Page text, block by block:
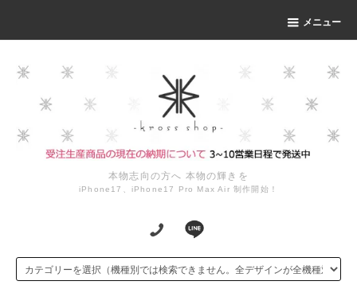
メニュー
本物志向の方へ 本物の輝きを
iPhone17、iPhone17 Pro Max Air 制作開始！